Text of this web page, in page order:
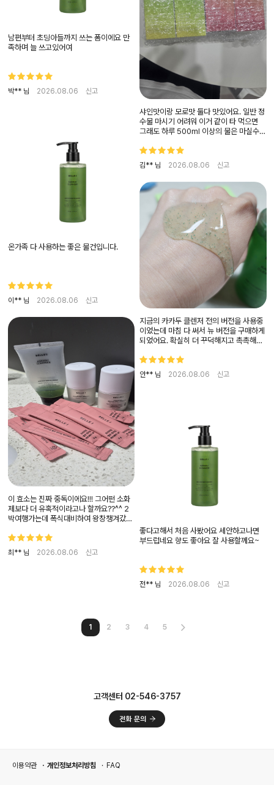
남편부터 초딩아들까지 쓰는 폼이에요 만
족하며 늘 쓰고있어여
박** 님 2026.08.06 신고
샤인맛이랑 모로맛 둘다 맛있어요. 일반 정
수물 마시기 어려워 이거 같이 타 먹으면
그래도 하루 500ml 이상의 물은 마실수
마시면 청량감이 더해져서 더 맛있어요
김** 님 2026.08.06 신고
온가족 다 사용하는 좋은 물건입니다.
이** 님 2026.08.06 신고
지금의 카카두 클렌저 전의 버전을 사용중
이었는데 마침 다 써서 뉴 버전을 구매하게
되었어요. 확실히 더 꾸덕해지고 촉촉해졌
런 클렌저 찾아보고 있었는데요. 세정력이
좋으면서도 피부자극이 덜할 것! 세안후 피
부당김이 없을 것! 유분과 노폐물만 씻겨내
정력과 순함, 두마리 토끼를 잡는게 정말
중요한데, 카카두 리뉴얼 버전이 딱 니즈를
맞춰준 것 같아요. 모든 피부타입에 사용가
능하고, 카카두플럼이 비타민C가 풍부하
다 보니 불필요한 유분이나 피지만 싹 정리
해주더라구요. 사용후 수분막을 겹겹이 쌓
아주는 느낌! 피부 착붙 클렌저로 앞으로도
쭉 정착해서 쓸게요♡
안** 님 2026.08.06 신고
이 효소는 진짜 중독이에요!!! 그어떤 소화
제보다 더 유혹적이라고나 할까요??^^ 2
박여행가는데 폭식대비하여 왕창챙겨갔더
데 전 베리베리가 젤 입맛에 맞더라고요!!
용량도 크고 맛도상큼해서 거부감1도없어
요 다른건 텁텁해서 못먹겠더라구요ㅜㅜ
최** 님 2026.08.06 신고
좋다고해서 처음 사봤어요 세안하고나면
부드럽네요 향도 좋아요 잘 사용할께요~
전** 님 2026.08.06 신고
1 2 3 4 5
고객센터 02-546-3757
이용약관 개인정보처리방침 FAQ